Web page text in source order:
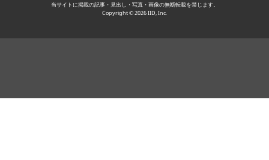
当サイトに掲載の記事・見出し・写真・画像の無断転載を禁じます。
Copyright © 2026 IID, Inc.